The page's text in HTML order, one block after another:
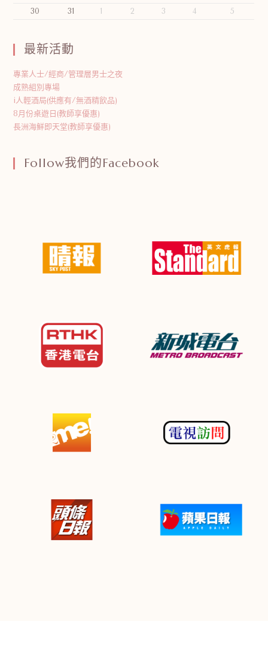
30
31 1 2 3 4 5
最新活動
專業人士/經商/管理層男士之夜
成熟組別專場
i人輕酒局(供應有/無酒精飲品)
8月份桌遊日(教師享優惠)
長洲海鮮即天堂(教師享優惠)
Follow我們的Facebook